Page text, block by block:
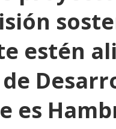
estén
es